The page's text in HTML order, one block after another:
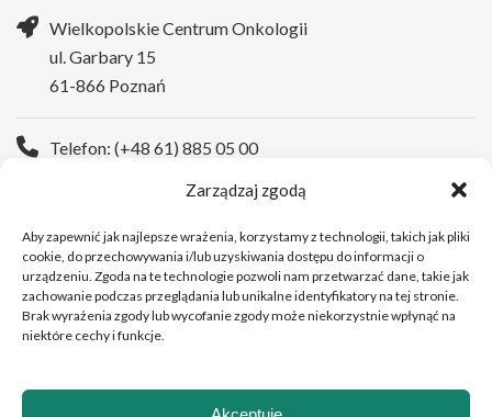
Zarządzaj zgodą
Aby zapewnić jak najlepsze wrażenia, korzystamy z technologii, takich jak pliki
cookie, do przechowywania i/lub uzyskiwania dostępu do informacji o
urządzeniu. Zgoda na te technologie pozwoli nam przetwarzać dane, takie jak
zachowanie podczas przeglądania lub unikalne identyfikatory na tej stronie.
Brak wyrażenia zgody lub wycofanie zgody może niekorzystnie wpłynąć na
niektóre cechy i funkcje.
Wielkopolskie Centrum Onkologii
ul. Garbary 15
61-866 Poznań
Telefon: (+48 61) 885 05 00